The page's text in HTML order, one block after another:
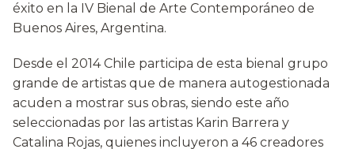
éxito en la IV Bienal de Arte Contemporáneo de
Buenos Aires, Argentina.
Desde el 2014 Chile participa de esta bienal grupo
grande de artistas que de manera autogestionada
acuden a mostrar sus obras, siendo este año
seleccionadas por las artistas Karin Barrera y
Catalina Rojas, quienes incluyeron a 46 creadores